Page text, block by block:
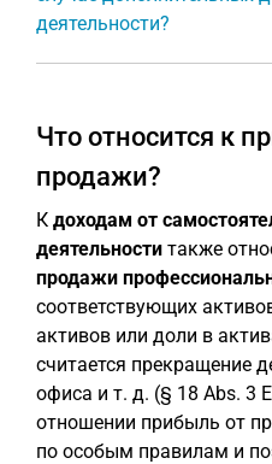
деятельности?
Что относится к
продажи?
К доходам от
деятельности также
продажи
соответствующих
активов или доли в
считается прекращение
офиса и т. д. (§ 18 Abs. 3
отношении прибыль от
по особым правилам и